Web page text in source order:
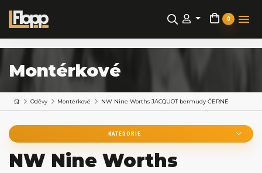
0
Montérkové
Oděvy Montérkové NW Nine Worths JACQUOT bermudy ČERNÉ
KATEGORIE
NW Nine Worths